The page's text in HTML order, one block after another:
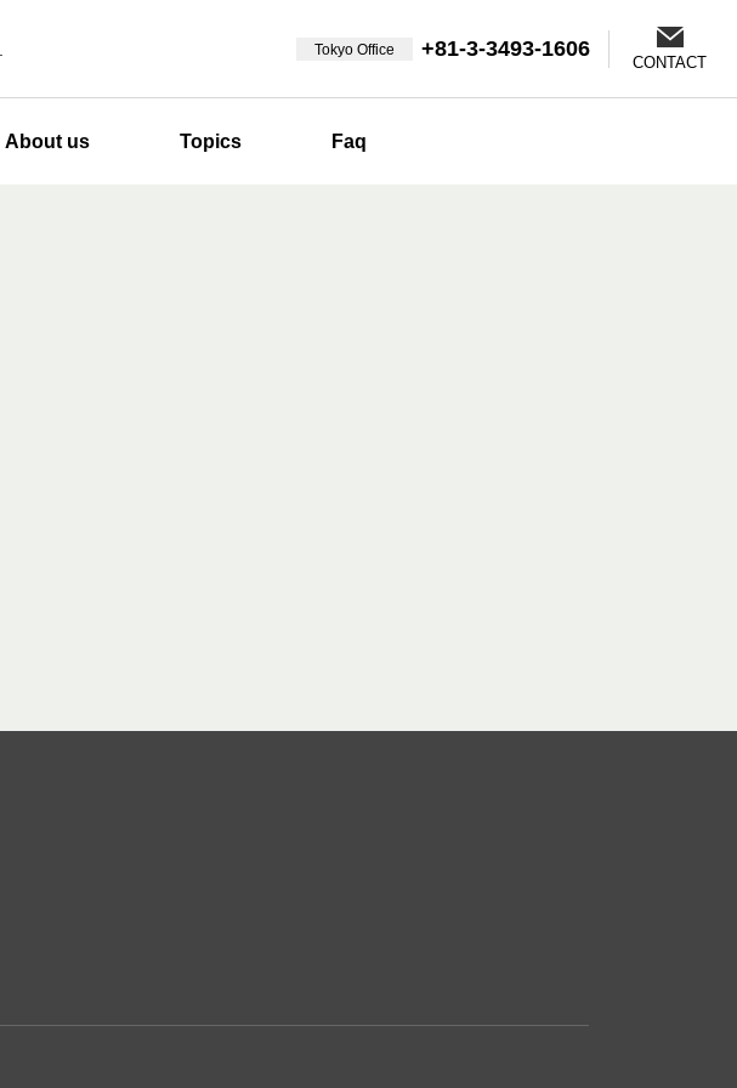
Tokyo Office +81-3-3493-1606
CONTACT
About us Topics Faq